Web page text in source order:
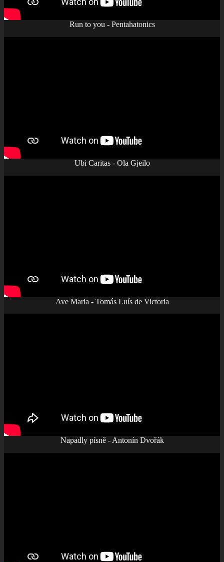
Run to you - Pentahatonics
Ubi Caritas - Ola Gjeilo
Ave Maria - Tomás Luís de Victoria
Napadly písně - Antonín Dvořák